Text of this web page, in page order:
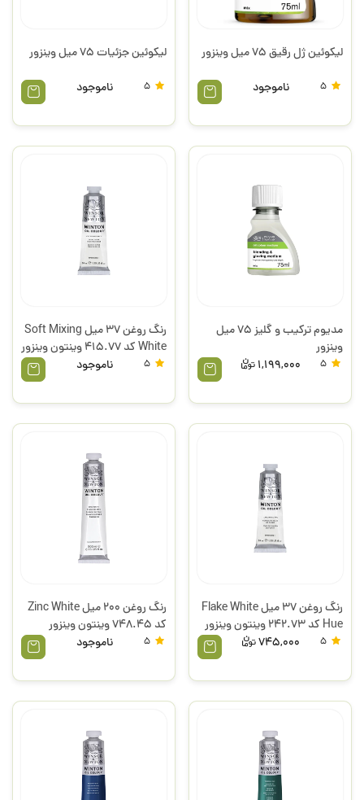
لیکوئین ژل رقیق 75 میل وینزور
ناموجود
لیکوئین جزئیات 75 میل وینزور
ناموجود
مدیوم ترکیب و گلیز 75 میل
وینزور
1,199,000
رنگ روغن 37 میل Soft Mixing
White کد 415.77 وینتون وینزور
ناموجود
رنگ روغن 37 میل Flake White
Hue کد 242.73 وینتون وینزور
745,000
رنگ روغن 200 میل Zinc White
کد 748.45 وینتون وینزور
ناموجود